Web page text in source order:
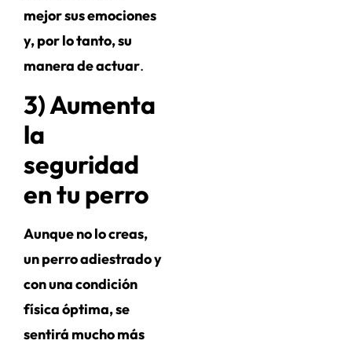
mejor sus emociones
y, por lo tanto, su
manera de actuar.
3) Aumenta
la
seguridad
en tu perro
Aunque no lo creas,
un perro adiestrado y
con una condición
física óptima, se
sentirá mucho más